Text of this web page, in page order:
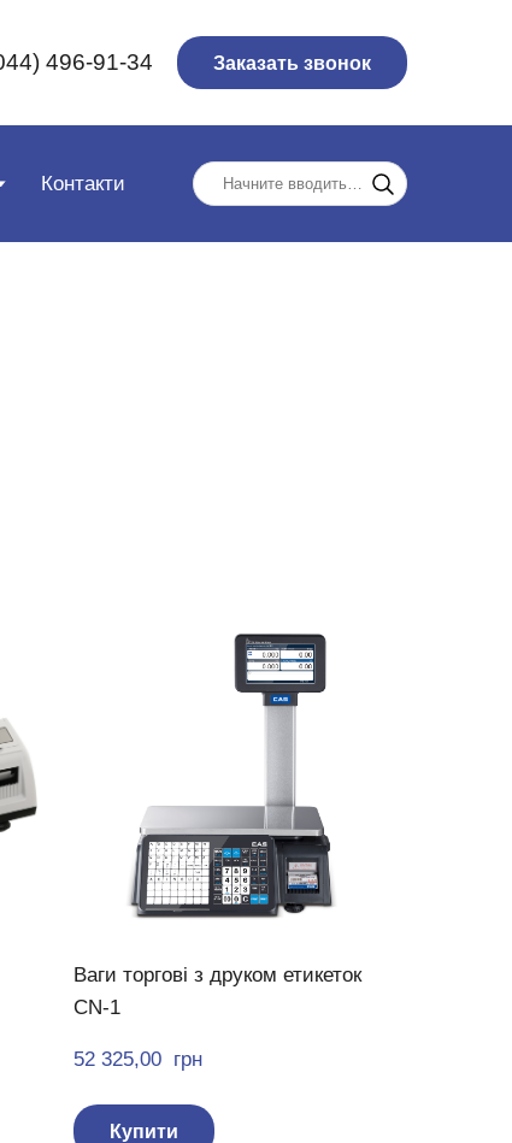
496-91-34 Заказать звонок
Контакти
Ваги торгові з друком етикеток
CN-1
52 325,00  грн
Купити